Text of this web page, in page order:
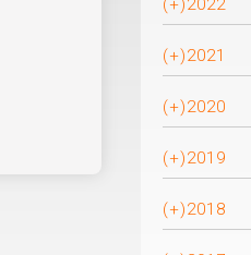
(+)2022
(+)2021
(+)2020
(+)2019
(+)2018